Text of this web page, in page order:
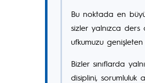
Bu noktada en
sizler yalnızca
ufkumuzu
Bizler sınıflarda
disiplini, sorumluluk